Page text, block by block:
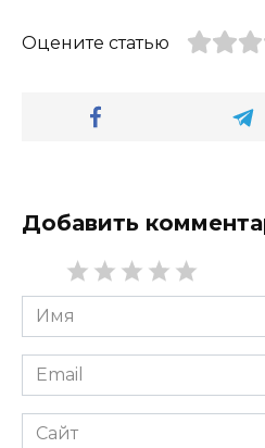
Оцените статью
Добавить
Имя
*
Email
*
Сайт